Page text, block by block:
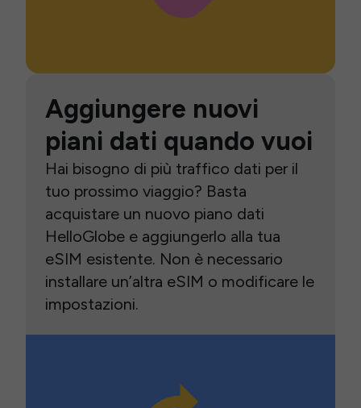
Aggiungere nuovi
piani dati quando vuoi
Hai bisogno di più traffico dati per il
tuo prossimo viaggio? Basta
acquistare un nuovo piano dati
HelloGlobe e aggiungerlo alla tua
eSIM esistente. Non è necessario
installare un’altra eSIM o modificare le
impostazioni.